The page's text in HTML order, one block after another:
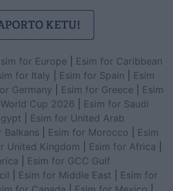
for Europe
Esim for Caribbean
for Italy Esim for Spain
Esim
Germany Esim for Greece
Esim
Cup 2026
Esim for Saudi
Esim for United Arab
Balkans Esim for Morocco
Esim
United Kingdom Esim for Africa
Esim for GCC Gulf
Esim for Middle East
Esim for